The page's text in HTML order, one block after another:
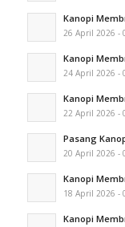
Kanopi
26 April 2026 -
Kanopi
24 April 2026 -
Kanopi
22 April 2026 -
Pasang
20 April 2026 -
Kanopi
18 April 2026 -
Kanopi